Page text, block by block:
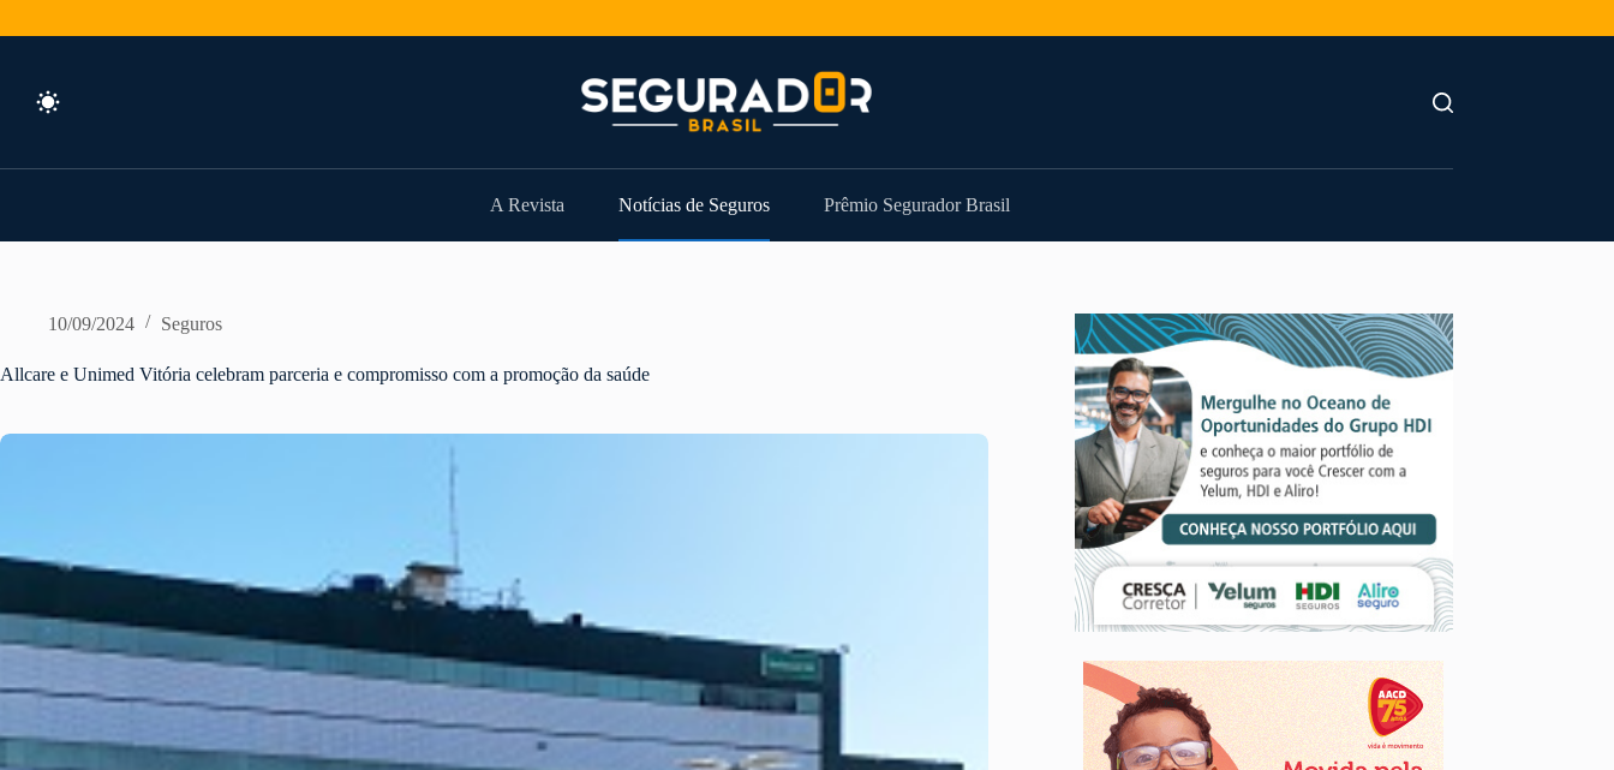
A Revista Notícias de Seguros Prêmio Segurador Brasil
10/09/2024 Seguros
Allcare e Unimed Vitória celebram parceria e compromisso com a promoção da saúde